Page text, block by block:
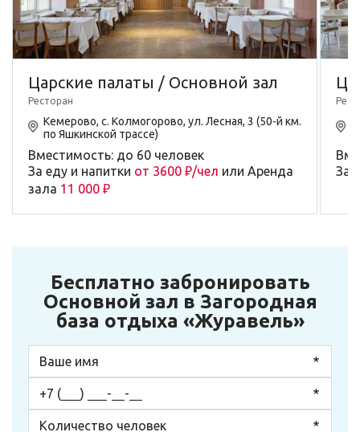
Царские палаты / Основной зал
Ресторан
Кемерово, с. Колмогорово, ул. Лесная, 3 (50-й км.
по Яшкинской трассе)
Вместимость: до 60 человек
За еду и напитки от 3600 ₽/чел или Аренда
зала 11 000 ₽
За
Бесплатно забронировать
Основной зал в Загородная
база отдыха «Журавель»